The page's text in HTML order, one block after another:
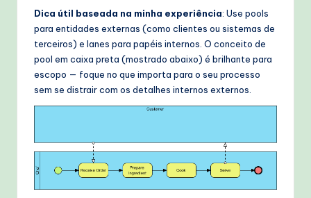
Dica útil baseada na minha experiência: Use pools
para entidades externas (como clientes ou sistemas de
terceiros) e lanes para papéis internos. O conceito de
pool em caixa preta (mostrado abaixo) é brilhante para
escopo — foque no que importa para o seu processo
sem se distrair com os detalhes internos externos.